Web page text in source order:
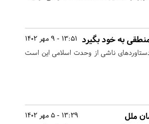
13:51 - 9 مهر 1402 به خود بگیرد
ناشی از وحدت اسلامی این است
13:29 - 5 مهر 1402 ملل